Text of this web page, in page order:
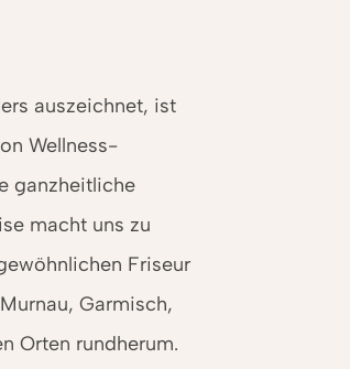
auszeichnet, ist
Wellness-
ganzheitliche
macht uns zu
Friseur
Garmisch,
Orten rundherum.